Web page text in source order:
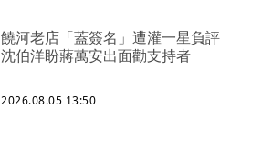
饒河老店「蓋簽名」遭灌一星負評
沈伯洋盼蔣萬安出面勸支持者
2026.08.05 13:50